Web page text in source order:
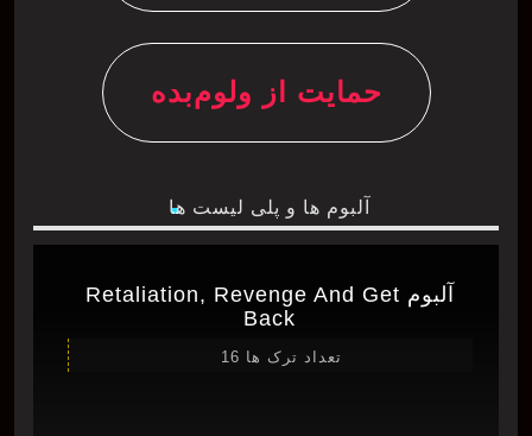
حمایت از ولوم‌بده
آلبوم ها و پلی لیست ها
آلبوم Retaliation, Revenge And Get
Back
تعداد ترک ها 16